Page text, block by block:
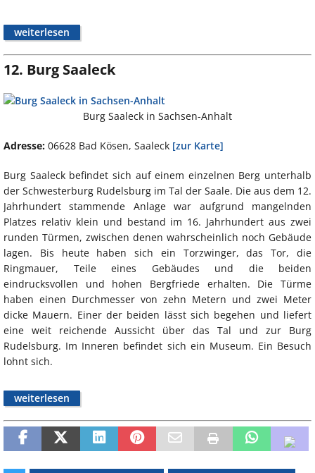
weiterlesen
12. Burg Saaleck
Burg Saaleck in Sachsen-Anhalt
Adresse: 06628 Bad Kösen, Saaleck [zur Karte]
Burg Saaleck befindet sich auf einem einzelnen Berg unterhalb
der Schwesterburg Rudelsburg im Tal der Saale. Die aus dem 12.
Jahrhundert stammende Anlage war aufgrund mangelnden
Platzes relativ klein und bestand im 16. Jahrhundert aus zwei
runden Türmen, zwischen denen wahrscheinlich noch Gebäude
lagen. Bis heute haben sich ein Torzwinger, das Tor, die
Ringmauer, Teile eines Gebäudes und die beiden
eindrucksvollen und hohen Bergfriede erhalten. Die Türme
haben einen Durchmesser von zehn Metern und zwei Meter
dicke Mauern. Einer der beiden lässt sich begehen und liefert
eine weit reichende Aussicht über das Tal und zur Burg
Rudelsburg. Im Inneren befindet sich ein Museum. Ein Besuch
lohnt sich.
weiterlesen